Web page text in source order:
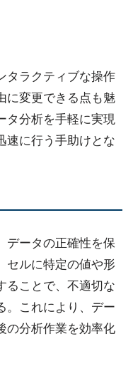
タラクティブな操作
に変更できる点も魅
タ分析を手軽に実現
速に行う手助けとな
データの正確性を保
セルに特定の値や形
ることで、不適切な
。これにより、デー
の分析作業を効率化